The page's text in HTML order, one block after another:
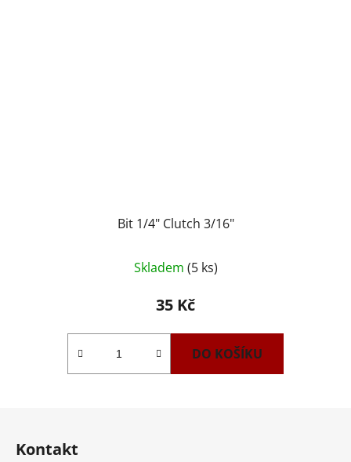
Bit 1/4" Clutch 3/16"
Skladem (5 ks)
35 Kč
DO KOŠÍKU
Kontakt